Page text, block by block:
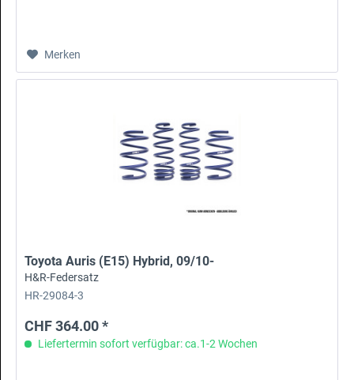
Merken
Toyota Auris (E15) Hybrid, 09/10-
H&R-Federsatz
HR-29084-3
CHF 364.00 *
Liefertermin sofort verfügbar: ca.1-2 Wochen